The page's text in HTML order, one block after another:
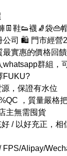
👖鞋👟襪🧦袋👜
司 🛍 門市經營
最實惠的價格回
whatsapp群組，
FUKU?
，保證有水位
，質量嚴格
主無需囤貨
/ 以好充正，相
FPS/Alipay/